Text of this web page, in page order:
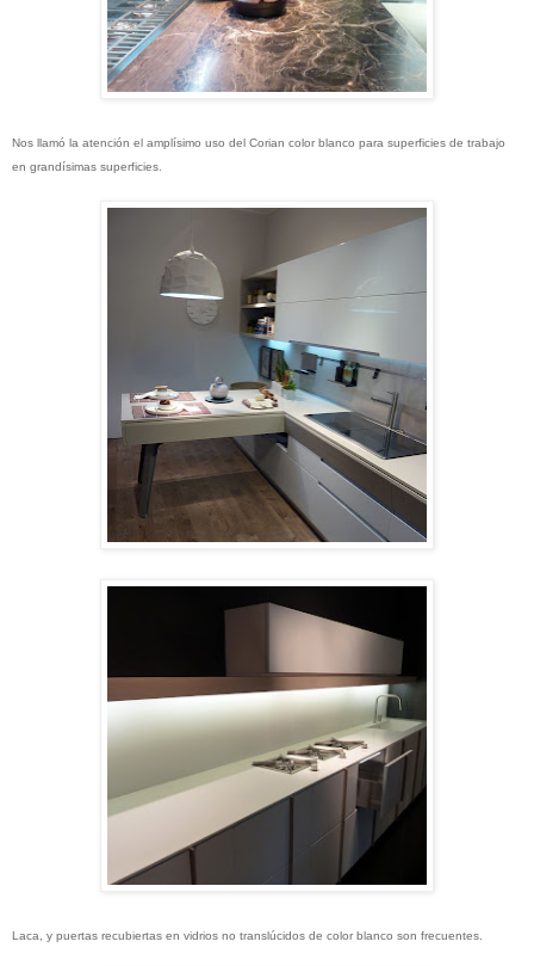
Nos llamó la atención el amplísimo uso del Corian color blanco para superficies de trabajo
en grandísimas superficies.
Laca, y puertas recubiertas en vidrios no translúcidos de color blanco son frecuentes.